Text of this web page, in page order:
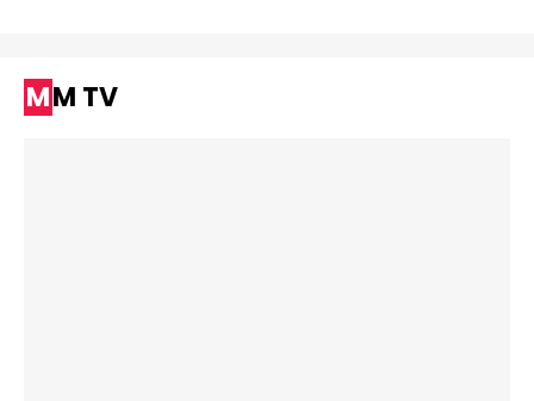
MM TV